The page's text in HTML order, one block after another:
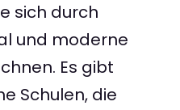
sich durch
und moderne
Es gibt
Schulen, die